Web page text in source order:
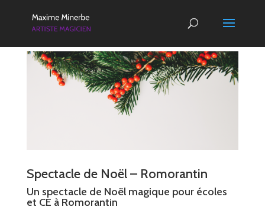
Spectacle de Noël – Romorantin
Un spectacle de Noël magique pour écoles
et CE à Romorantin